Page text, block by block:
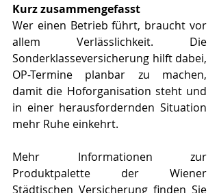
Kurz zusammengefasst
Wer einen Betrieb führt, braucht vor
allem Verlässlichkeit. Die
Sonderklasseversicherung hilft dabei,
OP-Termine planbar zu machen,
damit die Hoforganisation steht und
in einer herausfordernden Situation
mehr Ruhe einkehrt.
Mehr Informationen zur
Produktpalette der Wiener
Städtischen Versicherung finden Sie